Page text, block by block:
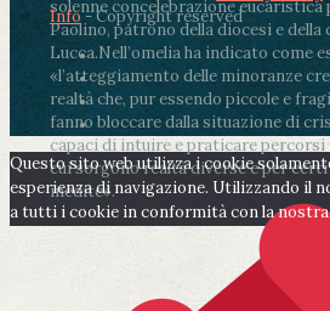
solenne concelebrazione eucaristica
Paolino, patrono della diocesi e
Lucca.Nell’omelia ha indicato come
«l’atteggiamento delle minoranze
realtà che, pur essendo piccole e
fanno bloccare dalla situazione di
capaci di intuire e praticare percorsi
cui sorgono realtà diverse e per
inedite».
Info- Copyright reserved
Questo sito web utilizza i cookie
esperienza di navigazione. Utilizzando il
a tutti i cookie in conformità con la